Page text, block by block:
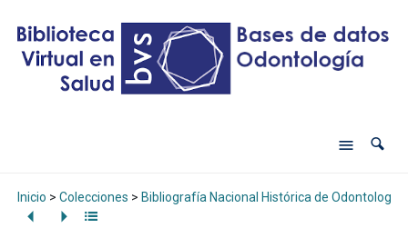
Inicio > Colecciones > Bibliografía Nacional Histórica de Odontología